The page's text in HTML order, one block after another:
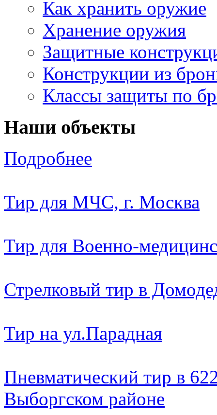
Как хранить оружие
Хранение оружия
Защитные
Конструкции из
Классы защиты по
Наши объекты
Подробнее
Тир для МЧС, г. Москва
Тир для Военно-
Стрелковый тир в
Тир на ул.Парадная
Пневматический тир в
Выборгском районе